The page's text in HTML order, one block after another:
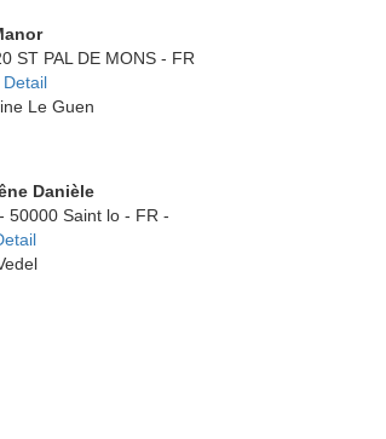
ST PAL DE MONS - FR
Detail
Le Guen
Danièle
50000 Saint lo - FR -